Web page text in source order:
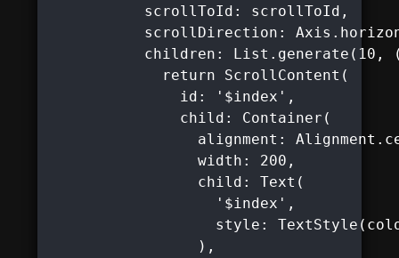
           scrollToId: scrollToId,
scrollDirection:
children: List.generate(10,
             return ScrollContent(
               id: '$index',
               child: Container(
alignment:
                 width: 200,
                 child: Text(
                   '$index',
style:
                 ),